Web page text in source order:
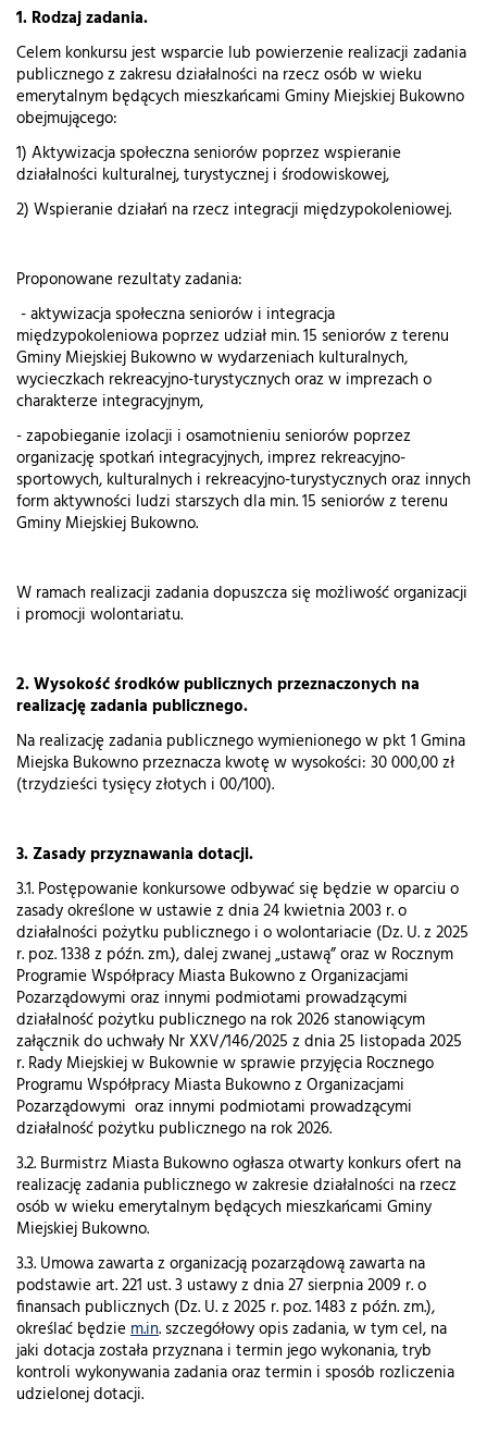
1. Rodzaj zadania.
Celem konkursu jest wsparcie lub powierzenie realizacji zadania
publicznego z zakresu działalności na rzecz osób w wieku
emerytalnym będących mieszkańcami Gminy Miejskiej Bukowno
obejmującego:
1) Aktywizacja społeczna seniorów poprzez wspieranie
działalności kulturalnej, turystycznej i środowiskowej,
2) Wspieranie działań na rzecz integracji międzypokoleniowej.
Proponowane rezultaty zadania:
- aktywizacja społeczna seniorów i integracja
międzypokoleniowa poprzez udział min. 15 seniorów z terenu
Gminy Miejskiej Bukowno w wydarzeniach kulturalnych,
wycieczkach rekreacyjno-turystycznych oraz w imprezach o
charakterze integracyjnym,
- zapobieganie izolacji i osamotnieniu seniorów poprzez
organizację spotkań integracyjnych, imprez rekreacyjno-
sportowych, kulturalnych i rekreacyjno-turystycznych oraz innych
form aktywności ludzi starszych dla min. 15 seniorów z terenu
Gminy Miejskiej Bukowno.
W ramach realizacji zadania dopuszcza się możliwość organizacji
i promocji wolontariatu.
2. Wysokość środków publicznych przeznaczonych na
realizację zadania publicznego.
Na realizację zadania publicznego wymienionego w pkt 1 Gmina
Miejska Bukowno przeznacza kwotę w wysokości: 30 000,00 zł
(trzydzieści tysięcy złotych i 00/100).
3. Zasady przyznawania dotacji.
3.1. Postępowanie konkursowe odbywać się będzie w oparciu o
zasady określone w ustawie z dnia 24 kwietnia 2003 r. o
działalności pożytku publicznego i o wolontariacie (Dz. U. z 2025
r. poz. 1338 z późn. zm.), dalej zwanej „ustawą” oraz w Rocznym
Programie Współpracy Miasta Bukowno z Organizacjami
Pozarządowymi oraz innymi podmiotami prowadzącymi
działalność pożytku publicznego na rok 2026 stanowiącym
załącznik do uchwały Nr XXV/146/2025 z dnia 25 listopada 2025
r. Rady Miejskiej w Bukownie w sprawie przyjęcia Rocznego
Programu Współpracy Miasta Bukowno z Organizacjami
Pozarządowymi oraz innymi podmiotami prowadzącymi
działalność pożytku publicznego na rok 2026.
3.2. Burmistrz Miasta Bukowno ogłasza otwarty konkurs ofert na
realizację zadania publicznego w zakresie działalności na rzecz
osób w wieku emerytalnym będących mieszkańcami Gminy
Miejskiej Bukowno.
3.3. Umowa zawarta z organizacją pozarządową zawarta na
podstawie art. 221 ust. 3 ustawy z dnia 27 sierpnia 2009 r. o
finansach publicznych (Dz. U. z 2025 r. poz. 1483 z późn. zm.),
określać będziem.in. szczegółowy opis zadania, w tym cel, na
jaki dotacja została przyznana i termin jego wykonania, tryb
kontroli wykonywania zadania oraz termin i sposób rozliczenia
udzielonej dotacji.